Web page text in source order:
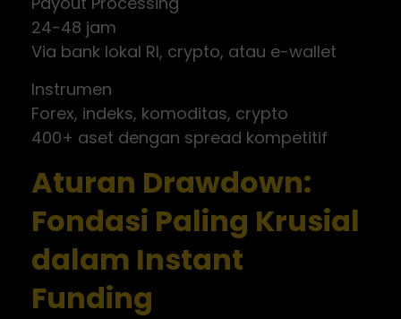
24-48 jam
Via bank lokal RI, crypto, atau e-wallet
Instrumen
Forex, indeks, komoditas, crypto
400+ aset dengan spread kompetitif
Aturan Drawdown:
Fondasi Paling Krusial
dalam Instant
Funding